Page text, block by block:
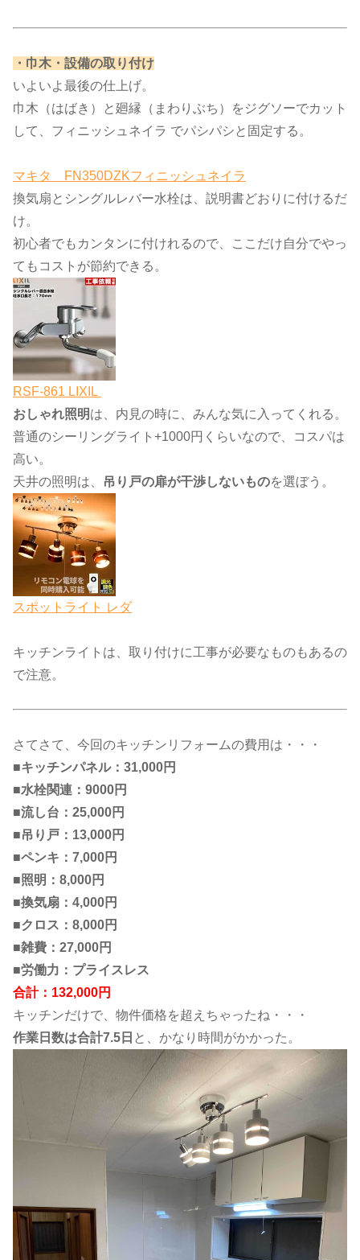
​・巾木・設備の取り付け​
いよいよ最後の仕上げ。
巾木（はばき）と廻縁（まわりぶち）をジグソーでカット
して、フィニッシュネイラ でパシパシと固定する。
マキタ FN350DZKフィニッシュネイラ
換気扇とシングルレバー水栓は、説明書どおりに付けるだ
け。
初心者でもカンタンに付けれるので、ここだけ自分でやっ
てもコストが節約できる。
RSF-861 LIXIL
おしゃれ照明は、内見の時に、みんな気に入ってくれる。
普通のシーリングライト+1000円くらいなので、コスパは
高い。
天井の照明は、
吊り戸の扉が干渉しないものを選ぼう。
スポットライト レダ
キッチンライトは、取り付けに工事が必要なものもあるの
で注意。
さてさて、今回のキッチンリフォームの費用は・・・
■キッチンパネル：31,000円
■水栓関連：9000円
■流し台：25,000円
■吊り戸：13,000円
■ペンキ：7,000円
■照明：8,000円
■換気扇：4,000円
■クロス：8,000円
■雑費：27,000円
■労働力：プライスレス
​​​合計：132,000円​​​
キッチンだけで、物件価格を超えちゃったね・・・
作業日数は合計7.5日 と、かなり時間がかかった。